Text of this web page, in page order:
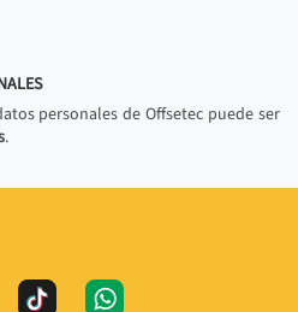
personales de Offsetec puede ser
.